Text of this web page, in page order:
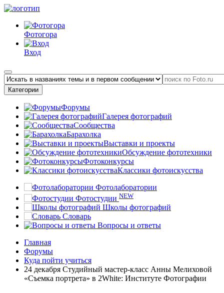
Фотогора
Вход
Категории
Форумы
Галерея фотографий
Сообщества
Барахолка
Выставки и проекты
Обсуждение фототехники
Фотоконкурсы
Классики фотоискусства
Фотолаборатории
Фотостудии NEW
Школы фотографий
Словарь
Вопросы и ответы
Главная
Форумы
Куда пойти учиться
24 декабря Студийный мастер-класс Анны Мелиховой
«Съемка портрета» в 2White: Институте Фотографии